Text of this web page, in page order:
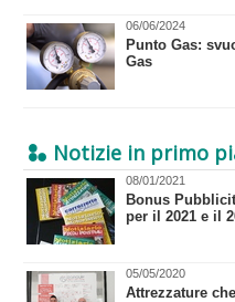
06/06/2024
​Punto Gas:
Gas
Notizie in primo
08/01/2021
Bonus
per il 2021 e il
05/05/2020
Attrezzature